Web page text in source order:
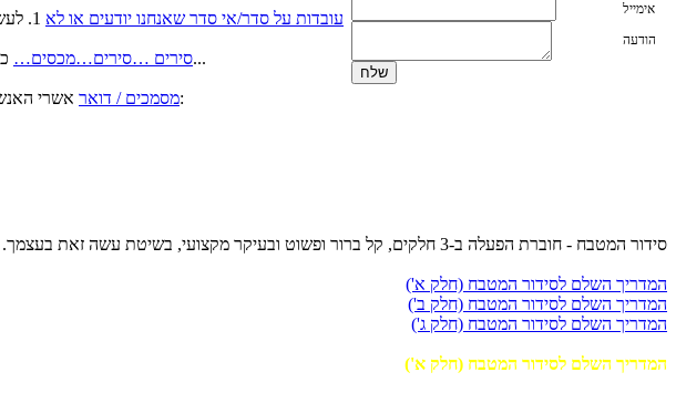
אימייל
הודעה
עובדות על סדר/אי סדר שאנחנו יודעים או לא
1.
סירים …סירים…מכסים…כאשר יש לנו מספיק מקום לכל הסירים על מכסיהם….. אשרנו. אך כאשר אין מספיק מהדבר הזה שנקרא מקום אכסון...
מסמכים / דואראשרי האנשים אשר מתייקים מסמכים שנייה אחרי שנקראו (אפילו יום אחרי , אשרי) אם אינכם נמנים באותה קטגוריה, המלצתי:
סידור המטבח - חוברת הפעלה ב-3 חלקים, קל ברור ופשוט ובעיקר מקצועי, בשיטת עשה זאת בעצמך. מומלץ לקרוא לאט ובעיון וליישם צעד אחרי צעד. מובטח לכן מטבח כמו שלא חלמתן אפילו.
המדריך השלם לסידור המטבח (חלק א')
המדריך השלם לסידור המטבח (חלק ב')
המדריך השלם לסידור המטבח (חלק ג')
המדריך השלם לסידור המטבח (חלק א')